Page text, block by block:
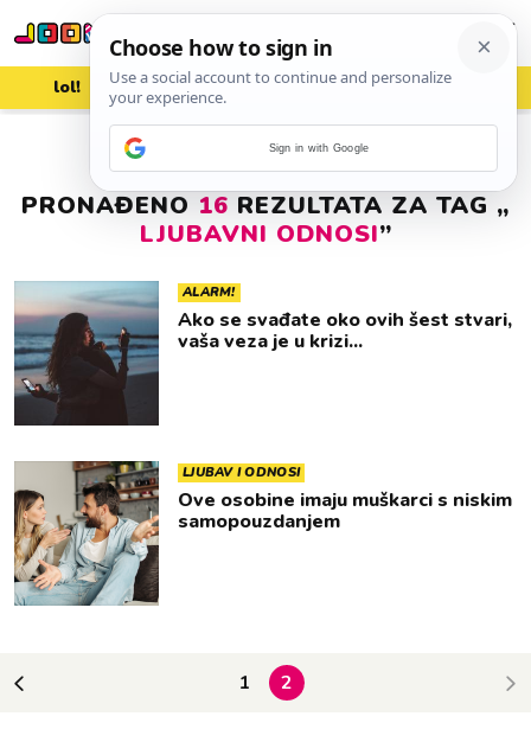
lol! aww vrh! woot?!
PRONAĐENO 16 REZULTATA ZA TAG „
LJUBAVNI ODNOSI”
ALARM!
Ako se svađate oko ovih šest stvari,
vaša veza je u krizi...
LJUBAV I ODNOSI
Ove osobine imaju muškarci s niskim
samopouzdanjem
1 2
Sign in with Google